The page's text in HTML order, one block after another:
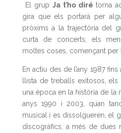
El grup Ja t’ho diré torna
gira que els portarà per
pròxims a la trajectòria del
curta de concerts, els
moltes coses, començant per
En actiu des de l’any 1987
llista de treballs exitosos,
una època en la història de la
anys 1990 i 2003, quan
musical i es dissolgueren, el
discogràfics, a més de dues